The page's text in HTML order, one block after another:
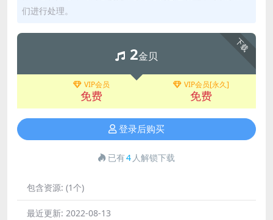
们进行处理。
下载
2金贝
VIP会员
免费
VIP会员[永久]
免费
登录后购买
已有4 人解锁下载
包含资源: (1个)
最近更新: 2022-08-13